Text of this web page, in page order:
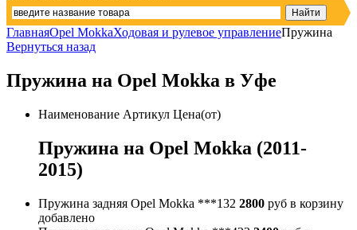
ГлавнаяOpel MokkaХодовая и рулевое управлениеПружина
Вернуться назад
Пружина на Opel Mokka в Уфе
Наименование Артикул Цена(от)
Пружина на Opel Mokka (2011-
2015)
Пружина задняя Opel Mokka ***132 2800 руб в корзину
добавлено